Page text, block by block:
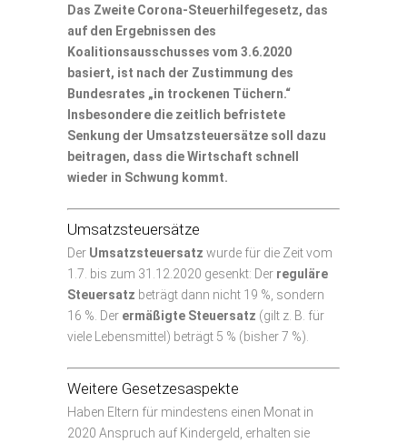
Das Zweite Corona-Steuerhilfegesetz, das
auf den Ergebnissen des
Koalitionsausschusses vom 3.6.2020
basiert, ist nach der Zustimmung des
Bundesrates „in trockenen Tüchern.“
Insbesondere die zeitlich befristete
Senkung der Umsatzsteuersätze soll dazu
beitragen, dass die Wirtschaft schnell
wieder in Schwung kommt.
Umsatzsteuersätze
Der Umsatzsteuersatz wurde für die Zeit vom
1.7. bis zum 31.12.2020 gesenkt: Der reguläre
Steuersatz beträgt dann nicht 19 %, sondern
16 %. Der ermäßigte Steuersatz (gilt z. B. für
viele Lebensmittel) beträgt 5 % (bisher 7 %).
Weitere Gesetzesaspekte
Haben Eltern für mindestens einen Monat in
2020 Anspruch auf Kindergeld, erhalten sie